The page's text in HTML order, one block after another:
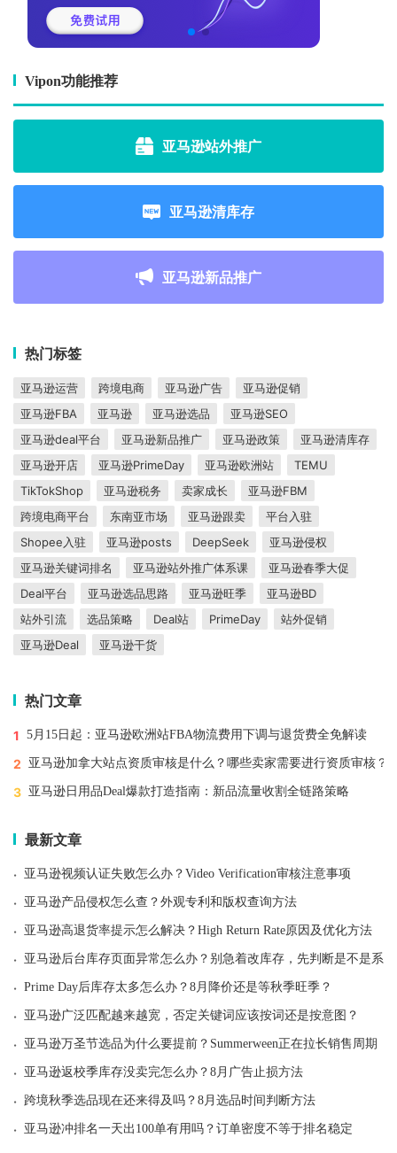
Vipon功能推荐
亚马逊站外推广
亚马逊清库存
亚马逊新品推广
热门标签
亚马逊运营 跨境电商 亚马逊广告
亚马逊促销
亚马逊FBA
亚马逊 亚马逊选品
亚马逊SEO
亚马逊deal平台
亚马逊新品推广 亚马逊政策
亚马逊清库存
亚马逊开店
亚马逊PrimeDay 亚马逊欧洲站
TEMU
TikTokShop
亚马逊税务 卖家成长
亚马逊FBM
跨境电商平台
东南亚市场 亚马逊跟卖
平台入驻
Shopee入驻
亚马逊posts DeepSeek
亚马逊侵权
亚马逊关键词排名
亚马逊站外推广体系课
亚马逊春季大促
Deal平台
亚马逊选品思路 亚马逊旺季
亚马逊BD
站外引流
选品策略 Deal站 PrimeDay
站外促销
亚马逊Deal
亚马逊干货
热门文章
1 5月15日起：亚马逊欧洲站FBA物流费用下调与退货费全免解读
2 亚马逊加拿大站点资质审核是什么？哪些卖家需要进行资质审核？
3 亚马逊日用品Deal爆款打造指南：新品流量收割全链路策略
最新文章
· 亚马逊视频认证失败怎么办？Video Verification审核注意事项
· 亚马逊产品侵权怎么查？外观专利和版权查询方法
· 亚马逊高退货率提示怎么解决？High Return Rate原因及优化方法
· 亚马逊后台库存页面异常怎么办？别急着改库存，先判断是不是系
· Prime Day后库存太多怎么办？8月降价还是等秋季旺季？
· 亚马逊广泛匹配越来越宽，否定关键词应该按词还是按意图？
· 亚马逊万圣节选品为什么要提前？Summerween正在拉长销售周期
· 亚马逊返校季库存没卖完怎么办？8月广告止损方法
· 跨境秋季选品现在还来得及吗？8月选品时间判断方法
· 亚马逊冲排名一天出100单有用吗？订单密度不等于排名稳定